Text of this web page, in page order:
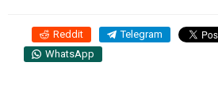
Reddit Telegram
WhatsApp